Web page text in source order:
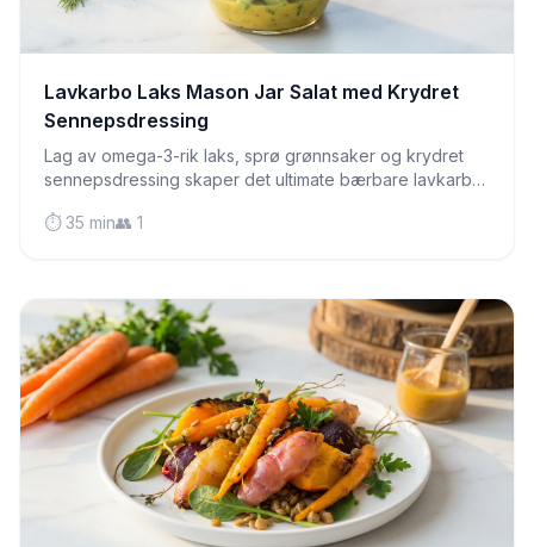
Lavkarbo Laks Mason Jar Salat med Krydret
Sennepsdressing
Lag av omega-3-rik laks, sprø grønnsaker og krydret
sennepsdressing skaper det ultimate bærbare lavkarbo-
⏱️ 35 min👥 1